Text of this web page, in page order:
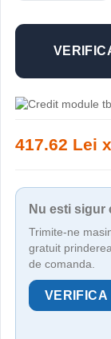
417.62 Lei
Nu esti sigur
Trimite-ne
gratuit
de comanda.
VERIFICA